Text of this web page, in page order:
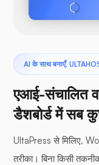
AI के साथ बनाएँ,
एआई-संचालित
डैशबोर्ड में सब
UltaPress से मिलिए,
तरीका। बिना किसी